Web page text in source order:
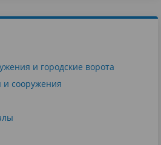
и городские ворота
сооружения